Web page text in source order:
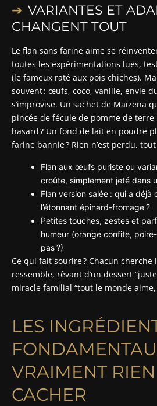
VARIANTES ET
CHANGENT TOUT
Le flan sans farine aime se
toutes les expérimentations lues,
(le fameux raté aux pois chiches).
souvent : œufs, coco, vanille, envie
s’improvise. Un sachet de Maïzena
pincée de fécule de pomme de
hasard ? Un fond de lait en poudre
farine bannie ? Rien n’est perdu,
Flan aux œufs puriste ou
croûte, simplement jeté dans
Flan version salée : qui a déjà
l’étonnant épinard-fromage ?
Petites touches, zestes et
humeur (orange confite,
pas ?)
Ce qui fait sourire ? Chacun
ressemble, rêvant d’un dessert
miracle familial “tout le monde aime,
LES
VRAIMENT
CACHER